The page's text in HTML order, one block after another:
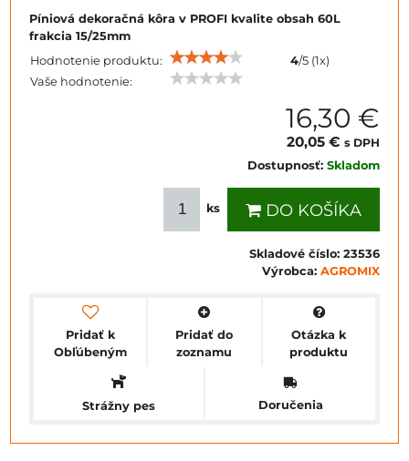
Píniová dekoračná kôra v PROFI kvalite obsah 60L
frakcia 15/25mm
Hodnotenie produktu:
4/5 (1x)
Vaše hodnotenie:
16,30 €
20,05 € s DPH
Dostupnosť: Skladom
ks DO KOŠÍKA
Skladové číslo: 23536
Výrobca: AGROMIX
Pridať k
Obľúbeným
Pridať do
zoznamu
Otázka k
produktu
Strážny pes Doručenia